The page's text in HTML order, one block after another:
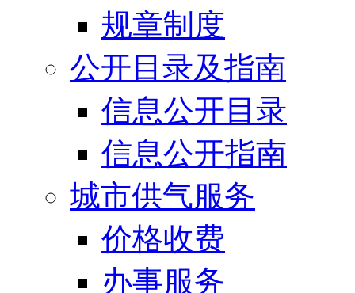
规章制度
公开目录及指南
信息公开目录
信息公开指南
城市供气服务
价格收费
办事服务